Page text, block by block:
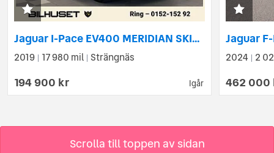
Igår
Jaguar I-Pace EV400 MERIDIAN SKINN AWD
2019 17 980 mil Strängnäs
194 900 kr
2024 2
462 000
Scrolla till toppen av sidan